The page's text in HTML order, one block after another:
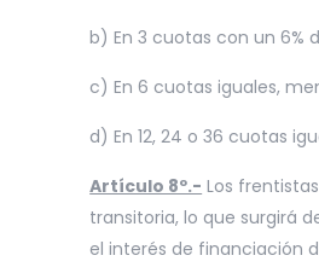
b) En 3 cuotas con un 6%
c) En 6 cuotas iguales,
d) En 12, 24 o 36 cuotas
Artículo 8º.- Los
transitoria, lo que surgirá
el interés de financiación